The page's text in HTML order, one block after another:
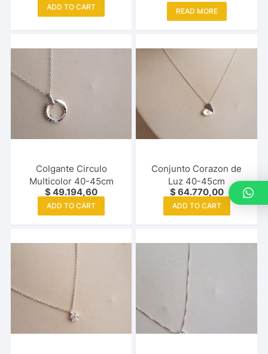
ADD TO CART READ MORE
Colgante Circulo
Multicolor 40-45cm
$49.194,60
ADD TO CART
Conjunto Corazon de
Luz 40-45cm
$64.770,00
ADD TO CART